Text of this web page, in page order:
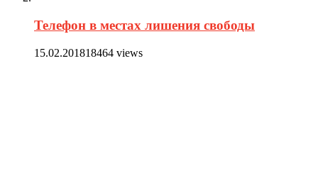
Телефон в местах лишения свободы
15.02.201818464 views